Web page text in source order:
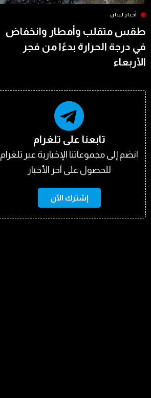
أخبار لبنان
طقس متقلب وأمطار وانخفاض
في درجة الحرارة بدءًا من فجر
الأربعاء
تابعنا على تلغرام
انضم إلى مجموعاتنا الإخبارية عبر تلغرام
للحصول على آخر الأخبار
إشترك الآن